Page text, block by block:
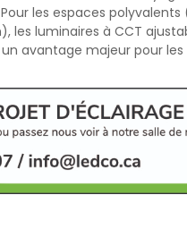
les espaces polyvalents
les luminaires à CCT
avantage majeur pour